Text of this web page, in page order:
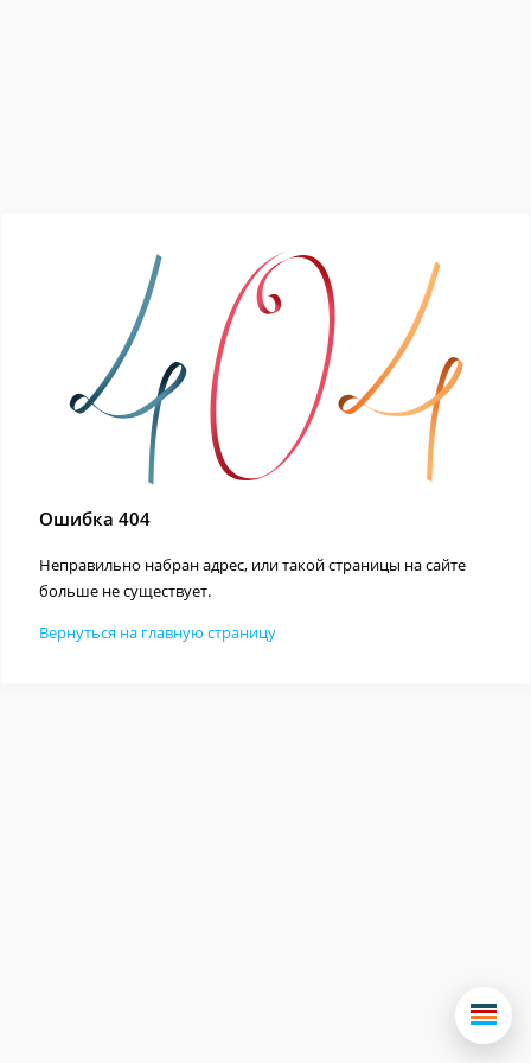
Ошибка 404
Неправильно набран адрес, или такой страницы на сайте
больше не существует.
Вернуться на главную страницу